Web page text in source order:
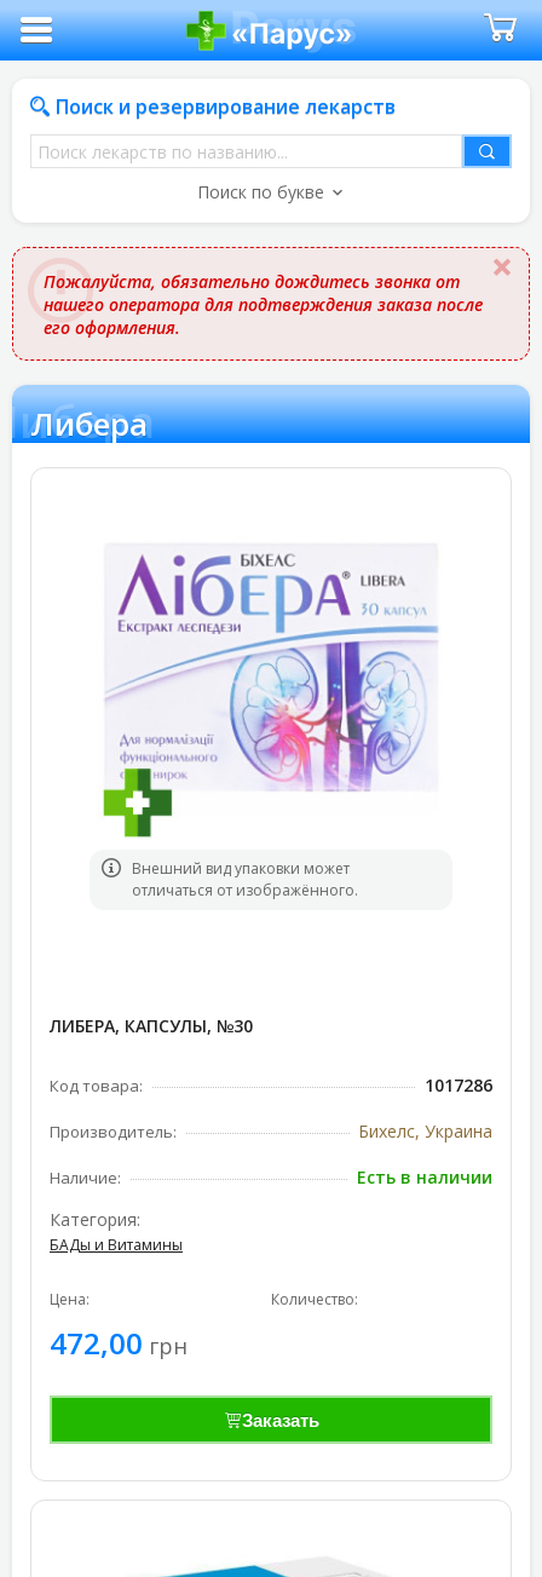
Поиск и резервирование лекарств
Поиск
лекарств
названию
Поиск по букве
Пожалуйста, обязательно дождитесь звонка от
нашего оператора для подтверждения заказа после
его оформления.
Либера
Bнешний вид упаковки может
отличаться от изображённого.
ЛИБЕРА, КАПСУЛЫ, №30
Код товара: 1017286
Производитель: Бихелс, Украина
Наличие:
Есть в наличии
Категория:
БАДы и Витамины
Цена:
472,00 грн
Количество:
Заказать